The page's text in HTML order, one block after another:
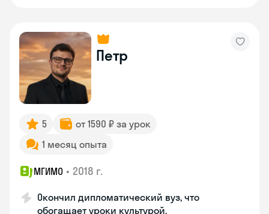
Петр
5
от 1590 ₽ за урок
1 месяц опыта
МГИМО • 2018 г.
Окончил дипломатический вуз, что
обогащает уроки культурой.